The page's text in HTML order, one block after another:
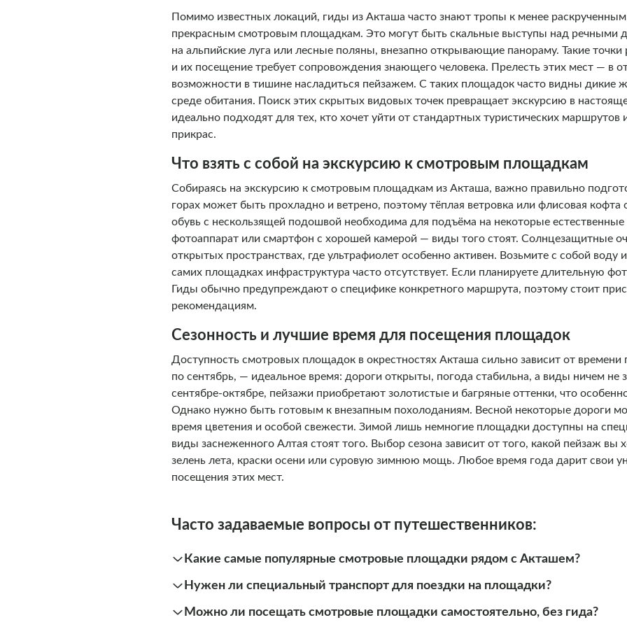
Помимо известных локаций, гиды из Акташа часто знают тропы к менее
прекрасным смотровым площадкам. Это могут быть скальные выступы над речными
на альпийские луга или лесные поляны, внезапно открывающие панораму. Такие точки
и их посещение требует сопровождения знающего человека. Прелесть этих мест — в
возможности в тишине насладиться пейзажем. С таких площадок часто видны дикие
среде обитания. Поиск этих скрытых видовых точек превращает экскурсию в
идеально подходят для тех, кто хочет уйти от стандартных туристических маршрутов
прикрас.
Что взять с собой на экскурсию к смотровым площадкам
Собираясь на экскурсию к смотровым площадкам из Акташа, важно правильно
горах может быть прохладно и ветрено, поэтому тёплая ветровка или флисовая кофта
обувь с нескользящей подошвой необходима для подъёма на некоторые
фотоаппарат или смартфон с хорошей камерой — виды того стоят. Солнцезащитные
открытых пространствах, где ультрафиолет особенно активен. Возьмите с собой воду
самих площадках инфраструктура часто отсутствует. Если планируете длительную
Гиды обычно предупреждают о специфике конкретного маршрута, поэтому стоит
рекомендациям.
Сезонность и лучшие время для посещения площадок
Доступность смотровых площадок в окрестностях Акташа сильно зависит от времени
по сентябрь, — идеальное время: дороги открыты, погода стабильна, а виды ничем не
сентябре-октябре, пейзажи приобретают золотистые и багряные оттенки, что
Однако нужно быть готовым к внезапным похолоданиям. Весной некоторые дороги
время цветения и особой свежести. Зимой лишь немногие площадки доступны на
виды заснеженного Алтая стоят того. Выбор сезона зависит от того, какой пейзаж вы
зелень лета, краски осени или суровую зимнюю мощь. Любое время года дарит свои
посещения этих мест.
Часто задаваемые вопросы от путешественников:
Какие самые популярные смотровые площадки рядом с Акташем?
Нужен ли специальный транспорт для поездки на площадки?
Можно ли посещать смотровые площадки самостоятельно, без гида?